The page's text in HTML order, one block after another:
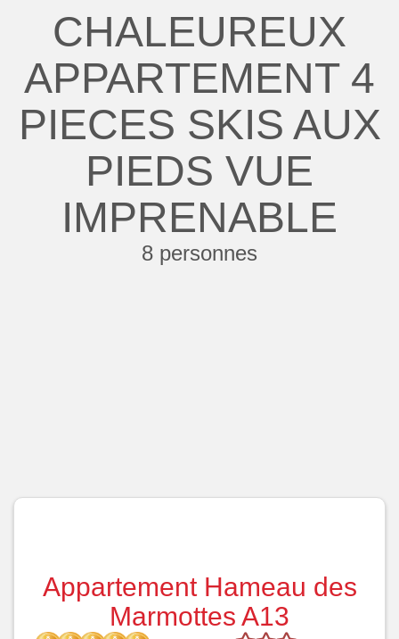
CHALEUREUX
APPARTEMENT 4
PIECES SKIS AUX
PIEDS VUE
IMPRENABLE
8 personnes
Appartement Hameau des
Marmottes A13